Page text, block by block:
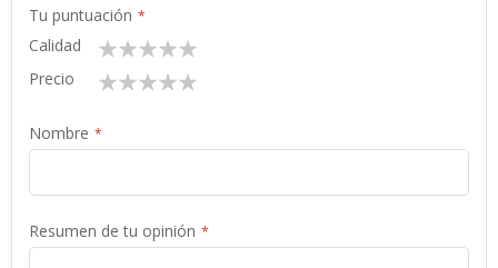
Tu puntuación
Calidad
1
star
2
stars
3
stars
4
stars
5
Precio
1 2 3 4 5
Nombre
Resumen de tu opinión